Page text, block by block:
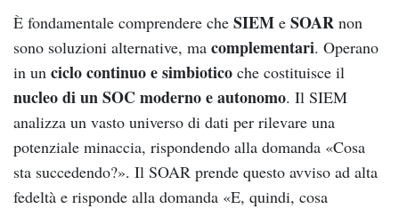
È fondamentale comprendere che SIEM e SOAR non
sono soluzioni alternative, ma complementari. Operano
in un ciclo continuo e simbiotico che costituisce il
nucleo di un SOC moderno e autonomo. Il SIEM
analizza un vasto universo di dati per rilevare una
potenziale minaccia, rispondendo alla domanda «Cosa
sta succedendo?». Il SOAR prende questo avviso ad alta
fedeltà e risponde alla domanda «E, quindi, cosa